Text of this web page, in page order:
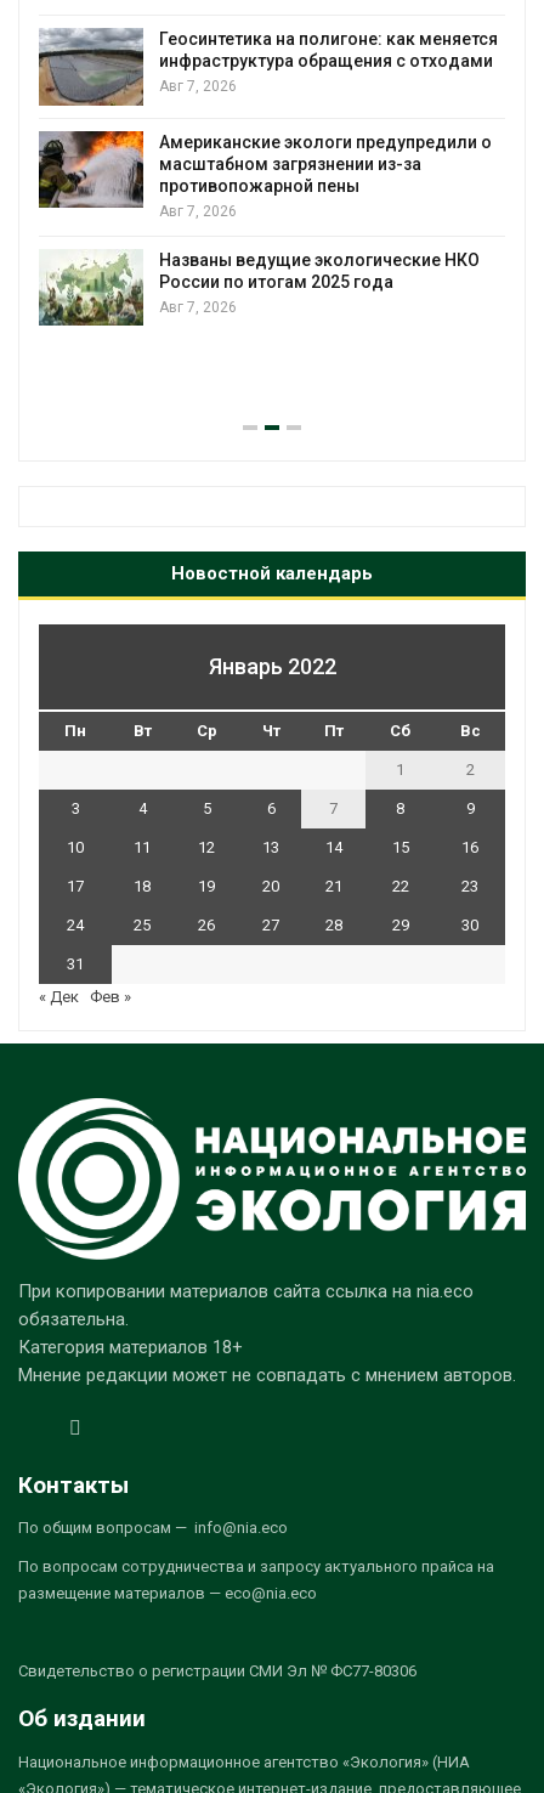
Геосинтетика на полигоне: как меняется
инфраструктура обращения с отходами
Авг 7, 2026
Американские экологи предупредили о
масштабном загрязнении из-за
противопожарной пены
Авг 7, 2026
Названы ведущие экологические НКО
России по итогам 2025 года
Авг 7, 2026
Новостной календарь
Январь 2022
Пн Вт Ср Чт Пт Сб Вс
1 2
3 4 5 6 7 8 9
10 11 12 13 14 15 16
17 18 19 20 21 22 23
24 25 26 27 28 29 30
31
« Дек Фев »
При копировании материалов сайта ссылка на nia.eco
обязательна.
Категория материалов 18+
Мнение редакции может не совпадать с мнением авторов.
Контакты
По общим вопросам — info@nia.eco
По вопросам сотрудничества и запросу актуального прайса на
размещение материалов — eco@nia.eco
Свидетельство о регистрации СМИ Эл № ФС77-80306
Об издании
Национальное информационное агентство «Экология» (НИА
«Экология») — тематическое интернет-издание, предоставляющее